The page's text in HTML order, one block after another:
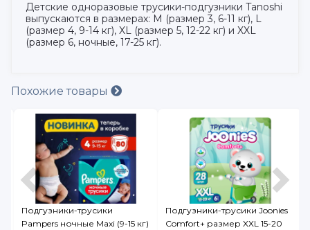
Детские одноразовые трусики-подгузники Tanoshi
выпускаются в размерах: M (размер 3, 6-11 кг), L
(размер 4, 9-14 кг), XL (размер 5, 12-22 кг) и XXL
(размер 6, ночные, 17-25 кг).
Похожие товары
Подгузники-трусики Joonies
Comfort+ размер XXL 15-20
Подгузники-трусики детские
YokoSun L (9-14 кг) 44 шт.